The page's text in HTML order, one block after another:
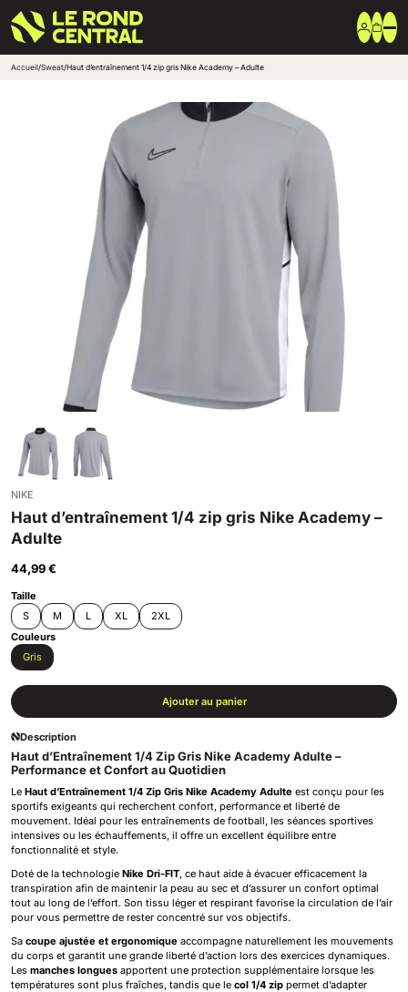
Haut de survêtement
Bas de survêtement
Shorts & Chaussettes
Vêtements techniques
Sac & Bagagerie
Accessoires entrainement
Créer une boutique club
Boutiques clubs
Accueil/Sweat/Haut d’entraînement 1/4 zip gris Nike Academy – Adulte
NIKE
Haut d’entraînement 1/4 zip gris Nike Academy –
Adulte
44,99€
Taille
S
M L XL
2XL
Couleurs
Gris
Ajouter au panier
Description
Haut d’Entraînement 1/4 Zip Gris Nike Academy Adulte –
Performance et Confort au Quotidien
Le Haut d’Entraînement 1/4 Zip Gris Nike Academy Adulte est conçu pour les
sportifs exigeants qui recherchent confort, performance et liberté de
mouvement. Idéal pour les entraînements de football, les séances sportives
intensives ou les échauffements, il offre un excellent équilibre entre
fonctionnalité et style.
Doté de la technologie Nike Dri-FIT, ce haut aide à évacuer efficacement la
transpiration afin de maintenir la peau au sec et d’assurer un confort optimal
tout au long de l’effort. Son tissu léger et respirant favorise la circulation de l’air
pour vous permettre de rester concentré sur vos objectifs.
Sa coupe ajustée et ergonomique accompagne naturellement les mouvements
du corps et garantit une grande liberté d’action lors des exercices dynamiques.
Les manches longues apportent une protection supplémentaire lorsque les
températures sont plus fraîches, tandis que le col 1/4 zip permet d’adapter